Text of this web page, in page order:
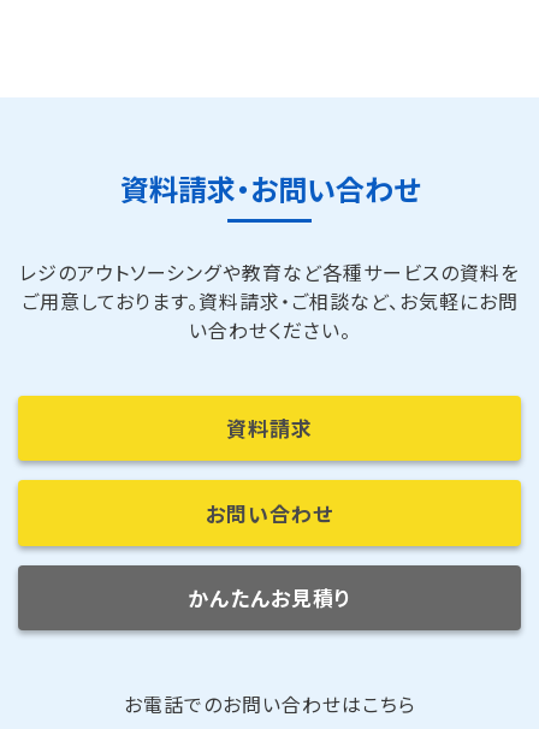
資料請求・お問い合わせ
レジのアウトソーシングや教育など各種サービスの資料を
ご用意しております。資料請求・ご相談など、お気軽にお問
い合わせください。
資料請求
お問い合わせ
かんたんお見積り
お電話でのお問い合わせはこちら